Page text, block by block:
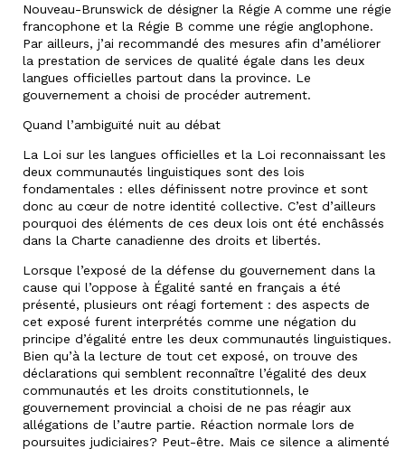
Nouveau-Brunswick de désigner la Régie A comme une régie
francophone et la Régie B comme une régie anglophone.
Par ailleurs, j’ai recommandé des mesures afin d’améliorer
la prestation de services de qualité égale dans les deux
langues officielles partout dans la province. Le
gouvernement a choisi de procéder autrement.
Quand l’ambiguïté nuit au débat
La Loi sur les langues officielles et la Loi reconnaissant les
deux communautés linguistiques sont des lois
fondamentales : elles définissent notre province et sont
donc au cœur de notre identité collective. C’est d’ailleurs
pourquoi des éléments de ces deux lois ont été enchâssés
dans la Charte canadienne des droits et libertés.
Lorsque l’exposé de la défense du gouvernement dans la
cause qui l’oppose à Égalité santé en français a été
présenté, plusieurs ont réagi fortement : des aspects de
cet exposé furent interprétés comme une négation du
principe d’égalité entre les deux communautés linguistiques.
Bien qu’à la lecture de tout cet exposé, on trouve des
déclarations qui semblent reconnaître l’égalité des deux
communautés et les droits constitutionnels, le
gouvernement provincial a choisi de ne pas réagir aux
allégations de l’autre partie. Réaction normale lors de
poursuites judiciaires? Peut-être. Mais ce silence a alimenté